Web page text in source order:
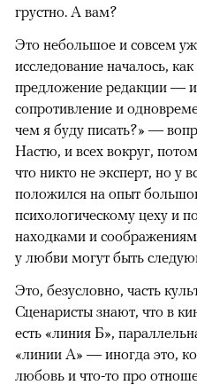
грустно. А вам?
Это небольшое и совсем
исследование началось, как
предложение редакции —
сопротивление и
чем я буду писать?» —
Настю, и всех вокруг,
что никто не эксперт, но у
положился на опыт
психологическому цеху и
находками и
у любви могут быть
Это, безусловно, часть
Сценаристы знают, что в
есть «линия Б»,
«линии А» — иногда это,
любовь и что-то про